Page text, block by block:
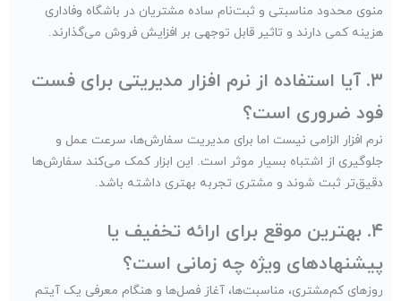
منوی محدود مناسبتی و ثبت‌نام ساده مشتریان در باشگاه وفاداری
هزینه کمی دارند و تاثیر قابل توجهی بر افزایش فروش می‌گذارند.
۳. آیا استفاده از نرم افزار مدیریتی برای فست
فود ضروری است؟
نرم افزار الزامی نیست اما برای مدیریت سفارش‌ها، سرعت عمل و
جلوگیری از اشتباه بسیار موثر است. این ابزار کمک می‌کند سفارش‌ها
دقیق‌تر ثبت شوند و مشتری تجربه بهتری داشته باشد.
۴. بهترین موقع برای ارائه تخفیف یا
پیشنهادهای ویژه چه زمانی است؟
روزهای کم‌مشتری، مناسبت‌ها، آغاز فصل‌ها و هنگام معرفی یک آیتم